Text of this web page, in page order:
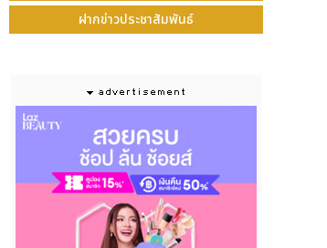
ฝากข่าวประชาสัมพันธ์